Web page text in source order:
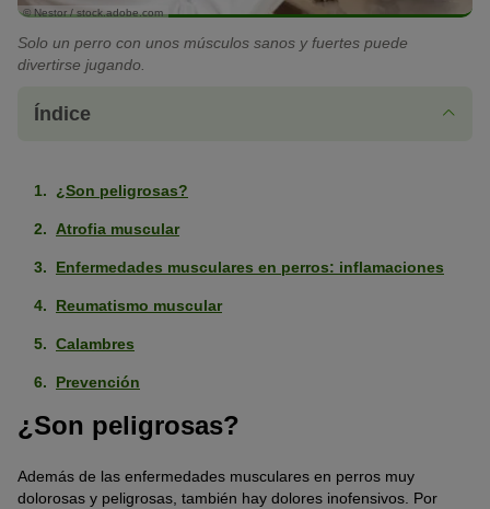
© Nestor / stock.adobe.com
Solo un perro con unos músculos sanos y fuertes puede
divertirse jugando.
Índice
¿Son peligrosas?
Atrofia muscular
Enfermedades musculares en perros: inflamaciones
Reumatismo muscular
Calambres
Prevención
¿Son peligrosas?
Además de las enfermedades musculares en perros muy
dolorosas y peligrosas, también hay dolores inofensivos. Por